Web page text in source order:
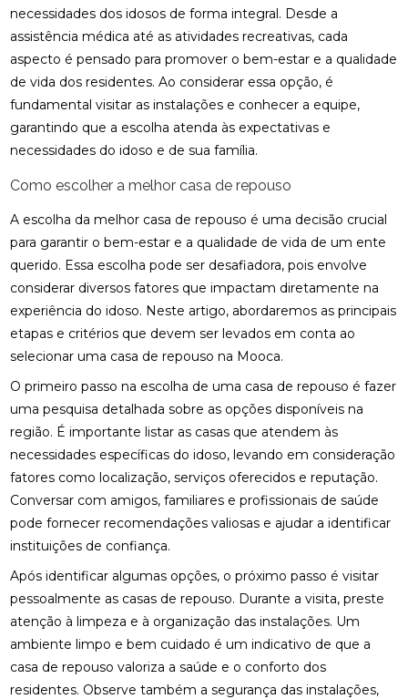
necessidades dos idosos de forma integral. Desde a
assistência médica até as atividades recreativas, cada
aspecto é pensado para promover o bem-estar e a qualidade
de vida dos residentes. Ao considerar essa opção, é
fundamental visitar as instalações e conhecer a equipe,
garantindo que a escolha atenda às expectativas e
necessidades do idoso e de sua família.
Como escolher a melhor casa de repouso
A escolha da melhor casa de repouso é uma decisão crucial
para garantir o bem-estar e a qualidade de vida de um ente
querido. Essa escolha pode ser desafiadora, pois envolve
considerar diversos fatores que impactam diretamente na
experiência do idoso. Neste artigo, abordaremos as principais
etapas e critérios que devem ser levados em conta ao
selecionar uma casa de repouso na Mooca.
O primeiro passo na escolha de uma casa de repouso é fazer
uma pesquisa detalhada sobre as opções disponíveis na
região. É importante listar as casas que atendem às
necessidades específicas do idoso, levando em consideração
fatores como localização, serviços oferecidos e reputação.
Conversar com amigos, familiares e profissionais de saúde
pode fornecer recomendações valiosas e ajudar a identificar
instituições de confiança.
Após identificar algumas opções, o próximo passo é visitar
pessoalmente as casas de repouso. Durante a visita, preste
atenção à limpeza e à organização das instalações. Um
ambiente limpo e bem cuidado é um indicativo de que a
casa de repouso valoriza a saúde e o conforto dos
residentes. Observe também a segurança das instalações,